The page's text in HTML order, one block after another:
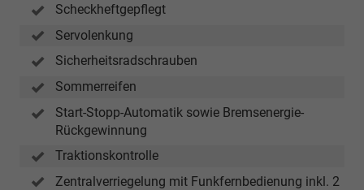
Scheckheftgepflegt
Servolenkung
Sicherheitsradschrauben
Sommerreifen
Start-Stopp-Automatik sowie Bremsenergie-
Rückgewinnung
Traktionskontrolle
Zentralverriegelung mit Funkfernbedienung inkl. 2